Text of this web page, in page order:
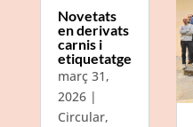
Novetats
en derivats
carnis i
etiquetatge
març 31,
2026|
Circular,